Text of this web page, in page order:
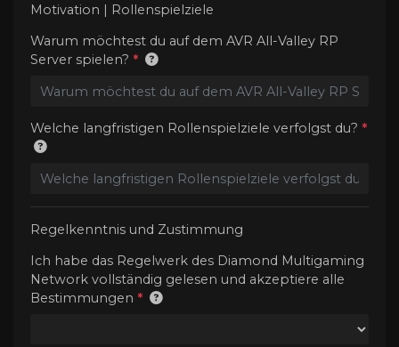
Motivation | Rollenspielziele
Warum möchtest du auf dem AVR All-Valley RP
Server spielen? *
Welche langfristigen Rollenspielziele verfolgst du? *
Regelkenntnis und Zustimmung
Ich habe das Regelwerk des Diamond Multigaming
Network vollständig gelesen und akzeptiere alle
Bestimmungen *